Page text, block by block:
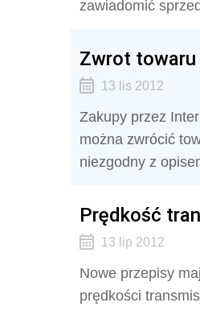
zawiadomić
Zwrot towaru
13 lis 2012
Zakupy przez
można zwrócić
niezgodny z
Prędkość
13 lip 2012
Nowe przepisy
prędkości